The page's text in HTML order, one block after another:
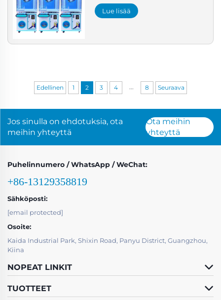
pelikonevalmistaja
sisäleikkipuistoratkaisu
Lue lisää
Edellinen 1 2 3 4 ... 8 Seuraava
Jos sinulla on ehdotuksia, ota
meihin yhteyttä
Ota meihin
yhteyttä
Puhelinnumero / WhatsApp / WeChat:
+86-13129358819
Sähköposti:
[email protected]
Osoite:
Kaida Industrial Park, Shixin Road, Panyu District, Guangzhou,
Kiina
NOPEAT LINKIT
TUOTTEET